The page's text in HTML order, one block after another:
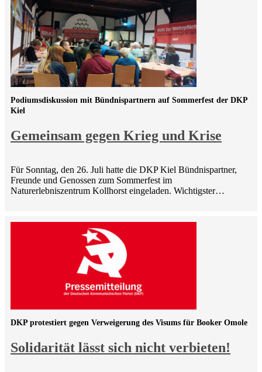
Gemeinsam gegen Krieg und Krise
Podiumsdiskussion mit Bündnispartnern auf Sommerfest der DKP
Kiel
Für Sonntag, den 26. Juli hatte die DKP Kiel Bündnispartner,
Freunde und Genossen zum Sommerfest im
Naturerlebniszentrum Kollhorst eingeladen. Wichtigster…
Solidarität lässt sich nicht verbieten!
DKP protestiert gegen Verweigerung des Visums für Booker Omole